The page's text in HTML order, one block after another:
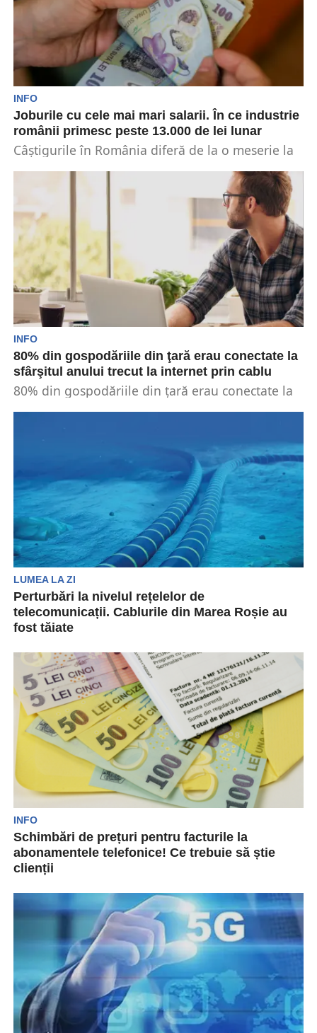
INFO
Joburile cu cele mai mari salarii. În ce industrie
românii primesc peste 13.000 de lei lunar
Câștigurile în România diferă de la o meserie la
INFO
80% din gospodăriile din ţară erau conectate la
sfârşitul anului trecut la internet prin cablu
80% din gospodăriile din ţară erau conectate la
LUMEA LA ZI
Perturbări la nivelul rețelelor de
telecomunicații. Cablurile din Marea Roșie au
fost tăiate
Roșie perturbă rețelele de telecomunicații. De
asemenea, îi obligă pe furnizori...
INFO
Schimbări de prețuri pentru facturile la
abonamentele telefonice! Ce trebuie să știe
clienții
telecomunicații din România a venit cu o
schimbare în...